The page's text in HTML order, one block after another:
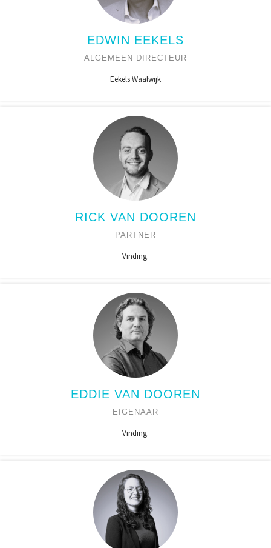
EDWIN EEKELS
ALGEMEEN DIRECTEUR
Eekels Waalwijk
RICK VAN DOOREN
PARTNER
Vinding.
EDDIE VAN DOOREN
EIGENAAR
Vinding.